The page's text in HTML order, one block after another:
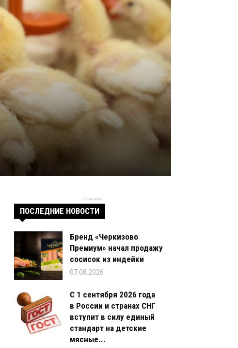
- Реклама -
ПОСЛЕДНИЕ НОВОСТИ
Бренд «Черкизово
Премиум» начал продажу
сосисок из индейки
07.08.2026
С 1 сентября 2026 года
в России и странах СНГ
вступит в силу единый
стандарт на детские
мясные...